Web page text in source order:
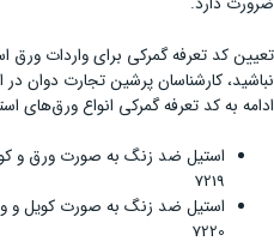
تعیین کد تعرفه گمرکی برای واردات
نباشید، کارشناسان پرشین تجارت دوان در
ادامه به کد تعرفه گمرکی انواع ورق‌های
7219
7220